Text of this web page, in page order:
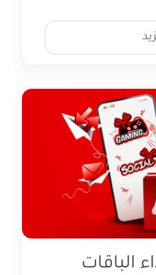
الباقات